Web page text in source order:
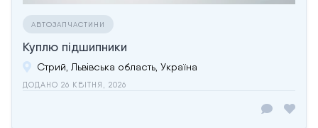
АВТОЗАПЧАСТИНИ
Куплю підшипники
Стрий, Львівська область, Україна
ДОДАНО 26 КВІТНЯ, 2026